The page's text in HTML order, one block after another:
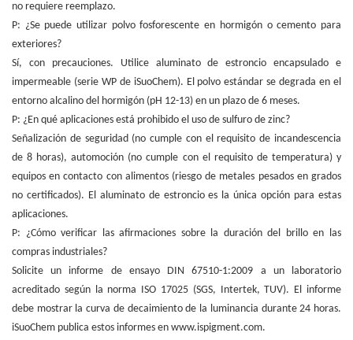
no requiere reemplazo.
P: ¿Se puede utilizar polvo fosforescente en hormigón o cemento para
exteriores?
Sí, con precauciones. Utilice aluminato de estroncio encapsulado e
impermeable (serie WP de iSuoChem). El polvo estándar se degrada en el
entorno alcalino del hormigón (pH 12-13) en un plazo de 6 meses.
P: ¿En qué aplicaciones está prohibido el uso de sulfuro de zinc?
Señalización de seguridad (no cumple con el requisito de incandescencia
de 8 horas), automoción (no cumple con el requisito de temperatura) y
equipos en contacto con alimentos (riesgo de metales pesados en grados
no certificados). El aluminato de estroncio es la única opción para estas
aplicaciones.
P: ¿Cómo verificar las afirmaciones sobre la duración del brillo en las
compras industriales?
Solicite un informe de ensayo DIN 67510-1:2009 a un laboratorio
acreditado según la norma ISO 17025 (SGS, Intertek, TUV). El informe
debe mostrar la curva de decaimiento de la luminancia durante 24 horas.
iSuoChem publica estos informes en www.ispigment.com.